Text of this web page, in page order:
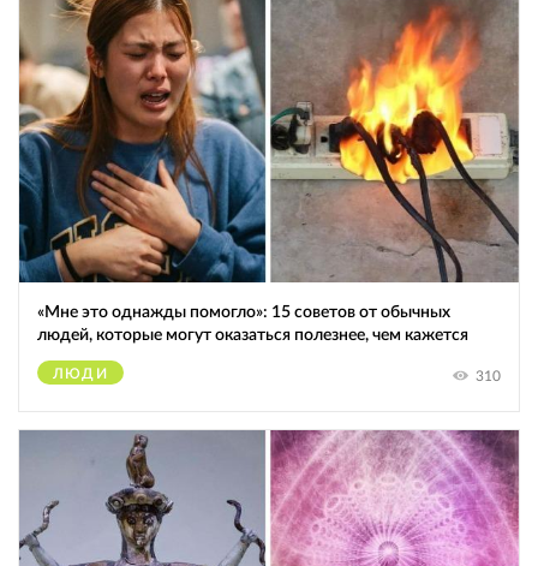
«Мне это однажды помогло»: 15 советов от обычных
людей, которые могут оказаться полезнее, чем кажется
ЛЮДИ 310